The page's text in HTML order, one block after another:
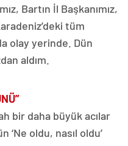
Bartın İl Başkanımız,
tüm
olay yerinde. Dün
aldım.
bir daha büyük acılar
oldu, nasıl oldu’